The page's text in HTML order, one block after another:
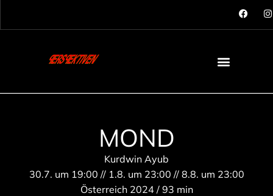
MOND
Kurdwin Ayub
30.7. um 19:00 // 1.8. um 23:00 // 8.8. um 23:00
Österreich 2024 / 93 min